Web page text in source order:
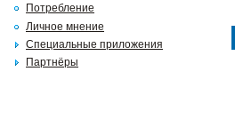
Потребление
Личное мнение
Специальные приложения
Партнёры